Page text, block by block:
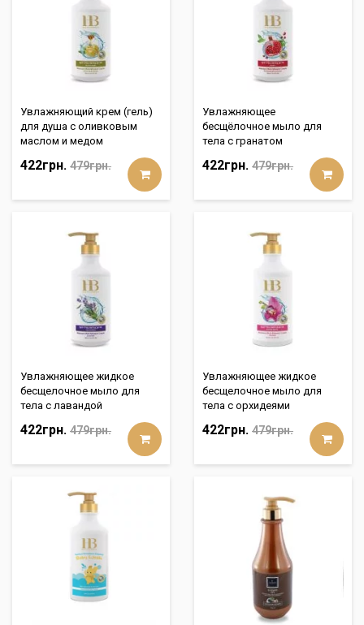
Увлажняющий крем (гель)
для душа с оливковым
маслом и медом
422грн. 479грн.
Увлажняющее
бесщёлочное мыло для
тела с гранатом
422грн. 479грн.
Увлажняющее жидкoе
бесщелочное мыло для
тела с лавандой
422грн. 479грн.
Увлажняющее жидкoе
бесщелочное мыло для
тела с орхидеями
422грн. 479грн.